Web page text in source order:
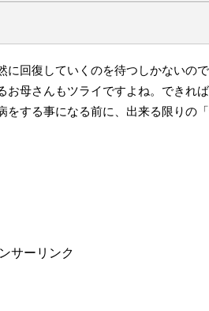
に回復していくのを待つしかないの
お母さんもツライですよね。できれ
をする事になる前に、出来る限りの
サーリンク